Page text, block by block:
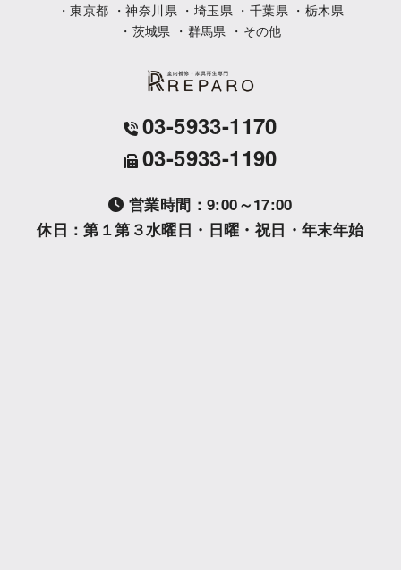
・東京都 ・神奈川県 ・埼玉県 ・千葉県 ・栃木県
・茨城県 ・群馬県 ・その他
03-5933-1170
03-5933-1190
営業時間：9:00～17:00
休日：第１第３水曜日・日曜・祝日・年末年始